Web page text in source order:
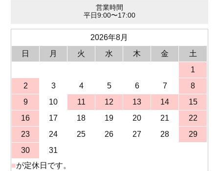
営業時間
平日9:00〜17:00
2026年8月
日
月 火 水 木 金
土
1
2
3 4 5 6 7
8
9
10 11 12 13 14
15
16
17 18 19 20 21
22
23
24 25 26 27 28
29
30
31
■が定休日です。